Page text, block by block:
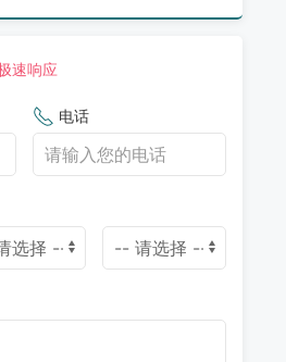
速响应
电话